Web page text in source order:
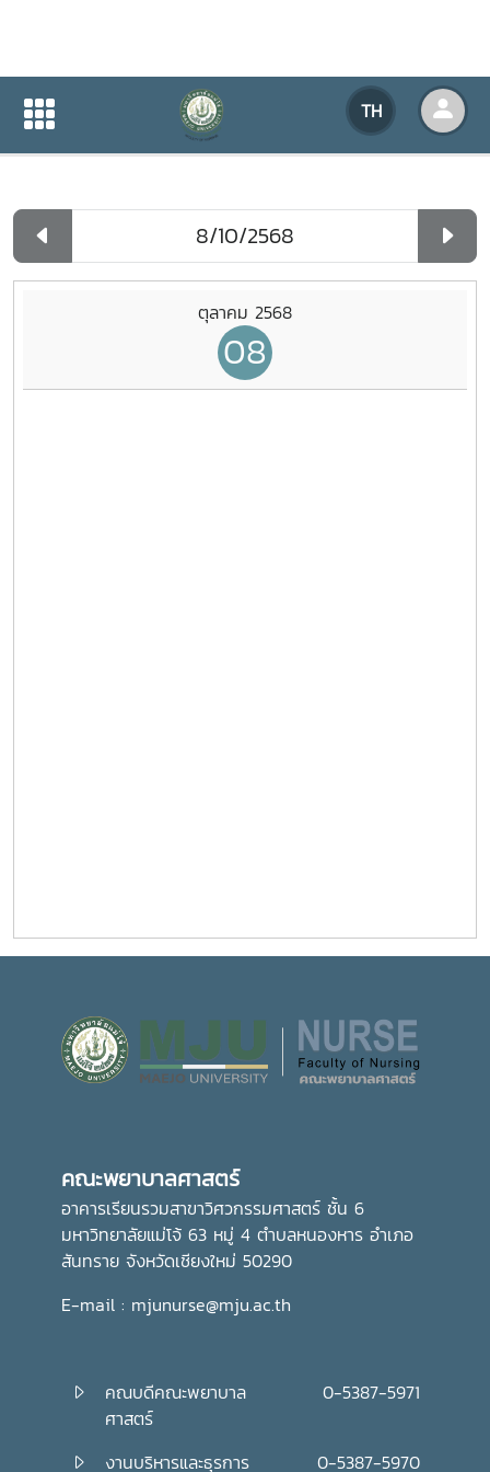
TH
ปฏิทินกิจกรรมของหน่วยงาน
ปฏิทินกิจกรรมของหน่วยงาน
ตุลาคม 2568
08
คณะพยาบาลศาสตร์
อาคารเรียนรวมสาขาวิศวกรรมศาสตร์ ชั้น 6
มหาวิทยาลัยแม่โจ้ 63 หมู่ 4 ตำบลหนองหาร อำเภอ
สันทราย จังหวัดเชียงใหม่ 50290
E-mail : mjunurse@mju.ac.th
คณบดีคณะพยาบาล
ศาสตร์
0-5387-5971
งานบริหารและธุรการ 0-5387-5970